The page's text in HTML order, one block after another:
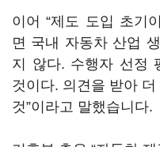
이어 “제도 도입 초기
면 국내 자동차 산업
지 않다. 수행자 선정
것이다. 의견을 받아
것”이라고 말했습니다.